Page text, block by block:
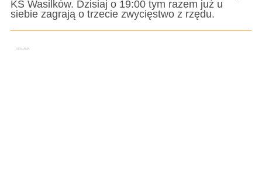
KS Wasilków. Dzisiaj o 19:00 tym razem już u
siebie zagrają o trzecie zwycięstwo z rzędu.